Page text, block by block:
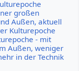
großen
Außen, aktuell
Kulturepoche
- mit
Außen, weniger
in der Technik